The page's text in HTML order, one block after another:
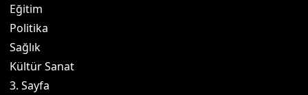
Eğitim
Politika
Sağlık
Kültür Sanat
3. Sayfa